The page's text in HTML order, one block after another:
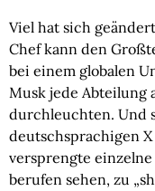
Viel hat sich
Chef kann den
bei einem globalen
Musk jede Abteilung
durchleuchten. Und
deutschsprachigen
versprengte
berufen sehen, zu